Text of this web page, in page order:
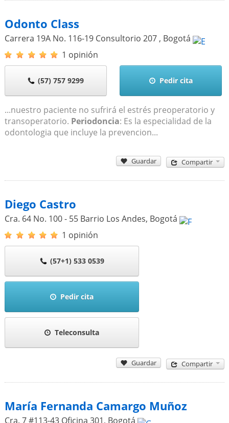
Odonto Class
Carrera 19A No. 116-19 Consultorio 207 , Bogotá
1 opinión
(57) 757 9299 Pedir cita
...nuestro paciente no sufrirá el estrés preoperatorio y
transoperatorio. Periodoncia: Es la especialidad de la
odontologia que incluye la prevencion...
Guardar Compartir
Diego Castro
Cra. 64 No. 100 - 55 Barrio Los Andes, Bogotá
1 opinión
(57+1) 533 0539
Pedir cita
Teleconsulta
Guardar Compartir
María Fernanda Camargo Muñoz
Cra. 7 #113-43 Oficina 301, Bogotá